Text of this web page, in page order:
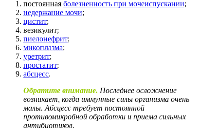
постоянная болезненность при мочеиспускании;
недержание мочи;
цистит;
везикулит;
пиелонефрит;
микоплазма;
уретрит;
простатит;
абсцесс.
Обратите внимание. Последнее осложнение
возникает, когда иммунные силы организма очень
малы. Абсцесс требует постоянной
противомикробной обработки и приема сильных
антибиотиков.